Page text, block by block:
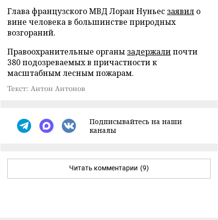
Глава французского МВД Лоран Нуньес заявил о
вине человека в большинстве природных
возгораний.
Правоохранительные органы задержалипочти
380 подозреваемых в причастности к
масштабным лесным пожарам.
Текст: Антон Антонов
Подписывайтесь на наши
каналы
Читать комментарии (9)